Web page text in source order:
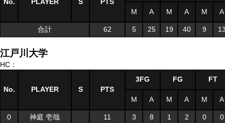
No. PLAYER S PTS
M A M A M A
合計 62 5 25 19 40 9
江戸川大学
HC：
No. PLAYER S PTS
3FG FG FT
M A M A M A
0 神庭 壱哉 11 3 8 1 2 0
0